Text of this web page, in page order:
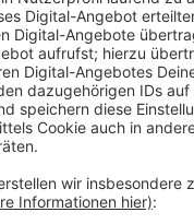
der
bei der Aufräumaktion
Wer
beteiligen möchte,
Alle Infos